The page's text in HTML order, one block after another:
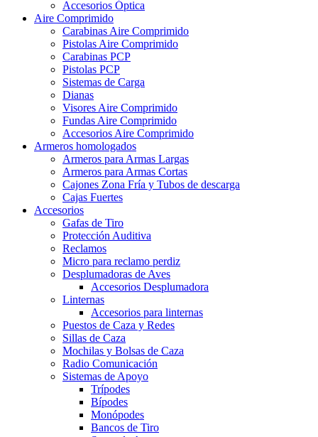
Accesorios Óptica
Aire Comprimido
Carabinas Aire Comprimido
Pistolas Aire Comprimido
Carabinas PCP
Pistolas PCP
Sistemas de Carga
Dianas
Visores Aire Comprimido
Fundas Aire Comprimido
Accesorios Aire Comprimido
Armeros homologados
Armeros para Armas Largas
Armeros para Armas Cortas
Cajones Zona Fría y Tubos de descarga
Cajas Fuertes
Accesorios
Gafas de Tiro
Protección Auditiva
Reclamos
Micro para reclamo perdiz
Desplumadoras de Aves
Accesorios Desplumadora
Linternas
Accesorios para linternas
Puestos de Caza y Redes
Sillas de Caza
Mochilas y Bolsas de Caza
Radio Comunicación
Sistemas de Apoyo
Trípodes
Bípodes
Monópodes
Bancos de Tiro